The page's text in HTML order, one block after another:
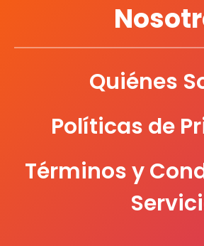
Quiénes
Políticas de
Términos y